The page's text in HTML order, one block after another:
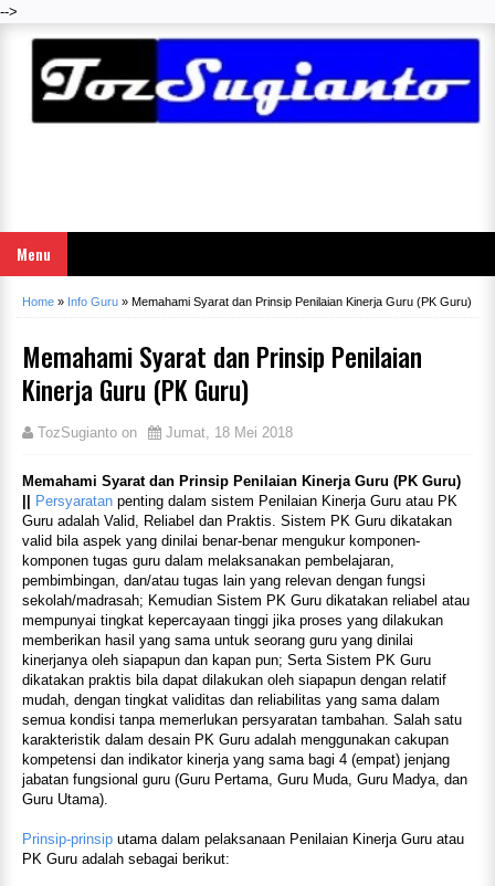
-->
Menu
Home » Info Guru » Memahami Syarat dan Prinsip Penilaian Kinerja Guru (PK Guru)
Memahami Syarat dan Prinsip Penilaian
Kinerja Guru (PK Guru)
TozSugianto on Jumat, 18 Mei 2018
Memahami Syarat dan Prinsip Penilaian Kinerja Guru (PK Guru)
Persyaratan penting dalam sistem Penilaian Kinerja Guru atau PK
Guru adalah Valid, Reliabel dan Praktis. Sistem PK Guru dikatakan
valid bila aspek yang dinilai benar-benar mengukur komponen-
komponen tugas guru dalam melaksanakan pembelajaran,
pembimbingan, dan/atau tugas lain yang relevan dengan fungsi
sekolah/madrasah; Kemudian Sistem PK Guru dikatakan reliabel atau
mempunyai tingkat kepercayaan tinggi jika proses yang dilakukan
memberikan hasil yang sama untuk seorang guru yang dinilai
kinerjanya oleh siapapun dan kapan pun; Serta Sistem PK Guru
dikatakan praktis bila dapat dilakukan oleh siapapun dengan relatif
mudah, dengan tingkat validitas dan reliabilitas yang sama dalam
semua kondisi tanpa memerlukan persyaratan tambahan. Salah satu
karakteristik dalam desain PK Guru adalah menggunakan cakupan
kompetensi dan indikator kinerja yang sama bagi 4 (empat) jenjang
jabatan fungsional guru (Guru Pertama, Guru Muda, Guru Madya, dan
Guru Utama).
Prinsip-prinsip utama dalam pelaksanaan Penilaian Kinerja Guru atau
PK Guru adalah sebagai berikut: